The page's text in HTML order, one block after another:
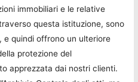
immobiliari e le relative
questa istituzione, sono
e quindi offrono un ulteriore
protezione del
apprezzata dai nostri clienti.